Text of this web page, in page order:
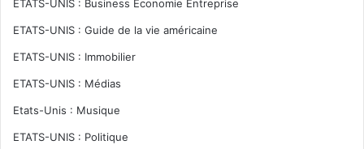
ETATS-UNIS : Business Economie Entreprise
ETATS-UNIS : Guide de la vie américaine
ETATS-UNIS : Immobilier
ETATS-UNIS : Médias
Etats-Unis : Musique
ETATS-UNIS : Politique